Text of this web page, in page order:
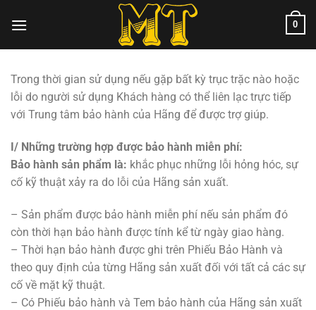
đến
0
Trong thời gian sử dụng nếu gặp bất kỳ trục trặc nào hoặc
lỗi do người sử dụng Khách hàng có thể liên lạc trực tiếp
với Trung tâm bảo hành của Hãng để được trợ giúp.
I/ Những trường hợp được bảo hành miễn phí:
Bảo hành sản phẩm là: khắc phục những lỗi hỏng hóc, sự
cố kỹ thuật xảy ra do lỗi của Hãng sản xuất.
– Sản phẩm được bảo hành miễn phí nếu sản phẩm đó
còn thời hạn bảo hành được tính kể từ ngày giao hàng.
– Thời hạn bảo hành được ghi trên Phiếu Bảo Hành và
theo quy định của từng Hãng sản xuất đối với tất cả các sự
cố về mặt kỹ thuật.
– Có Phiếu bảo hành và Tem bảo hành của Hãng sản xuất